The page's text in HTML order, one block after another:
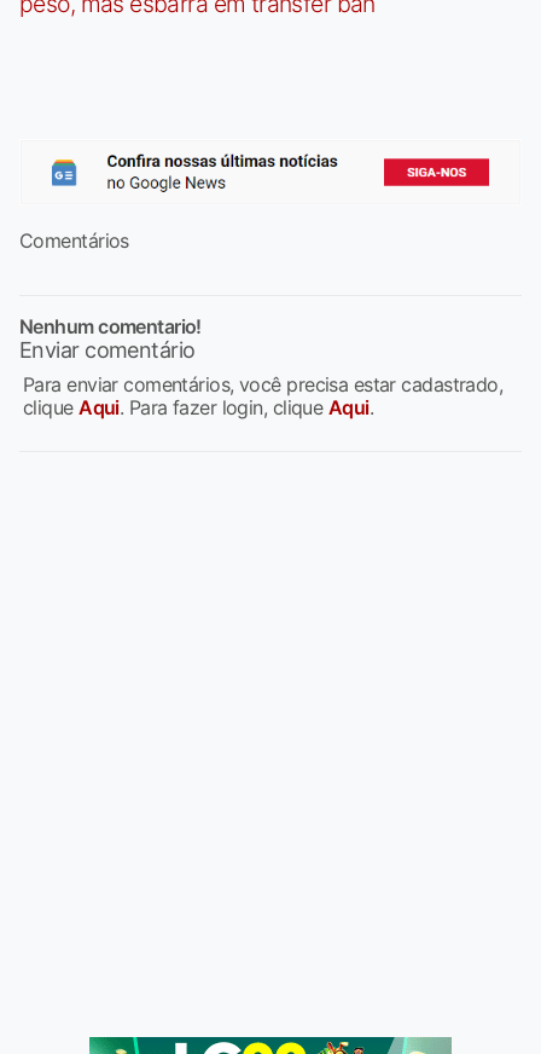
Comentários
Nenhum comentario!
Enviar comentário
Para enviar comentários, você precisa estar cadastrado,
cliqueAqui. Para fazer login, clique Aqui.